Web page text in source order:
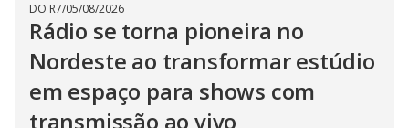
DO R7/05/08/2026
Rádio se torna pioneira no
Nordeste ao transformar estúdio
em espaço para shows com
transmissão ao vivo